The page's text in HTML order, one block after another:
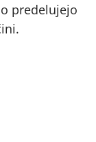
predelujejo